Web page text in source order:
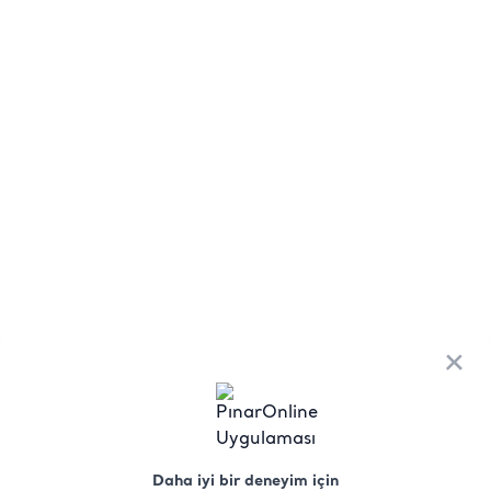
×
Daha iyi bir deneyim için